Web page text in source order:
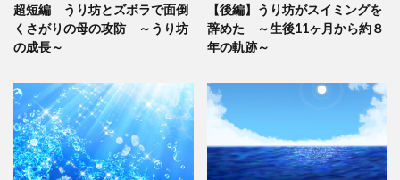
超短編 うり坊とズボラで面倒
くさがりの母の攻防 ～うり坊
の成長～
【後編】うり坊がスイミングを
辞めた ～生後11ヶ月から約８
年の軌跡～